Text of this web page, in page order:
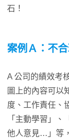
石！
案例Ａ：不
A 公司的績效考
圖上的內容可以
度、工作責任、
「主動學習」
他人意見…」等